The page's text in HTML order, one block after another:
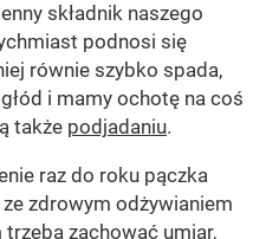
składnik naszego
podnosi się
równie szybko spada,
i mamy ochotę na coś
także podjadaniu.
raz do roku pączka
zdrowym odżywianiem
zachować umiar,